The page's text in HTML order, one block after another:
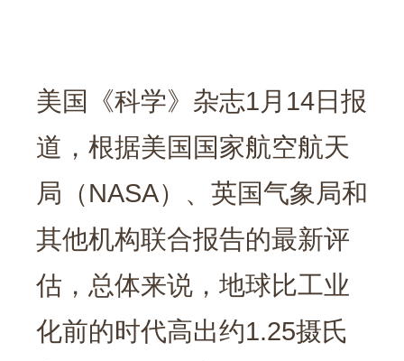
美国《科学》杂志1月14日报
道，根据美国国家航空航天
局（NASA）、英国气象局和
其他机构联合报告的最新评
估，总体来说，地球比工业
化前的时代高出约1.25摄氏